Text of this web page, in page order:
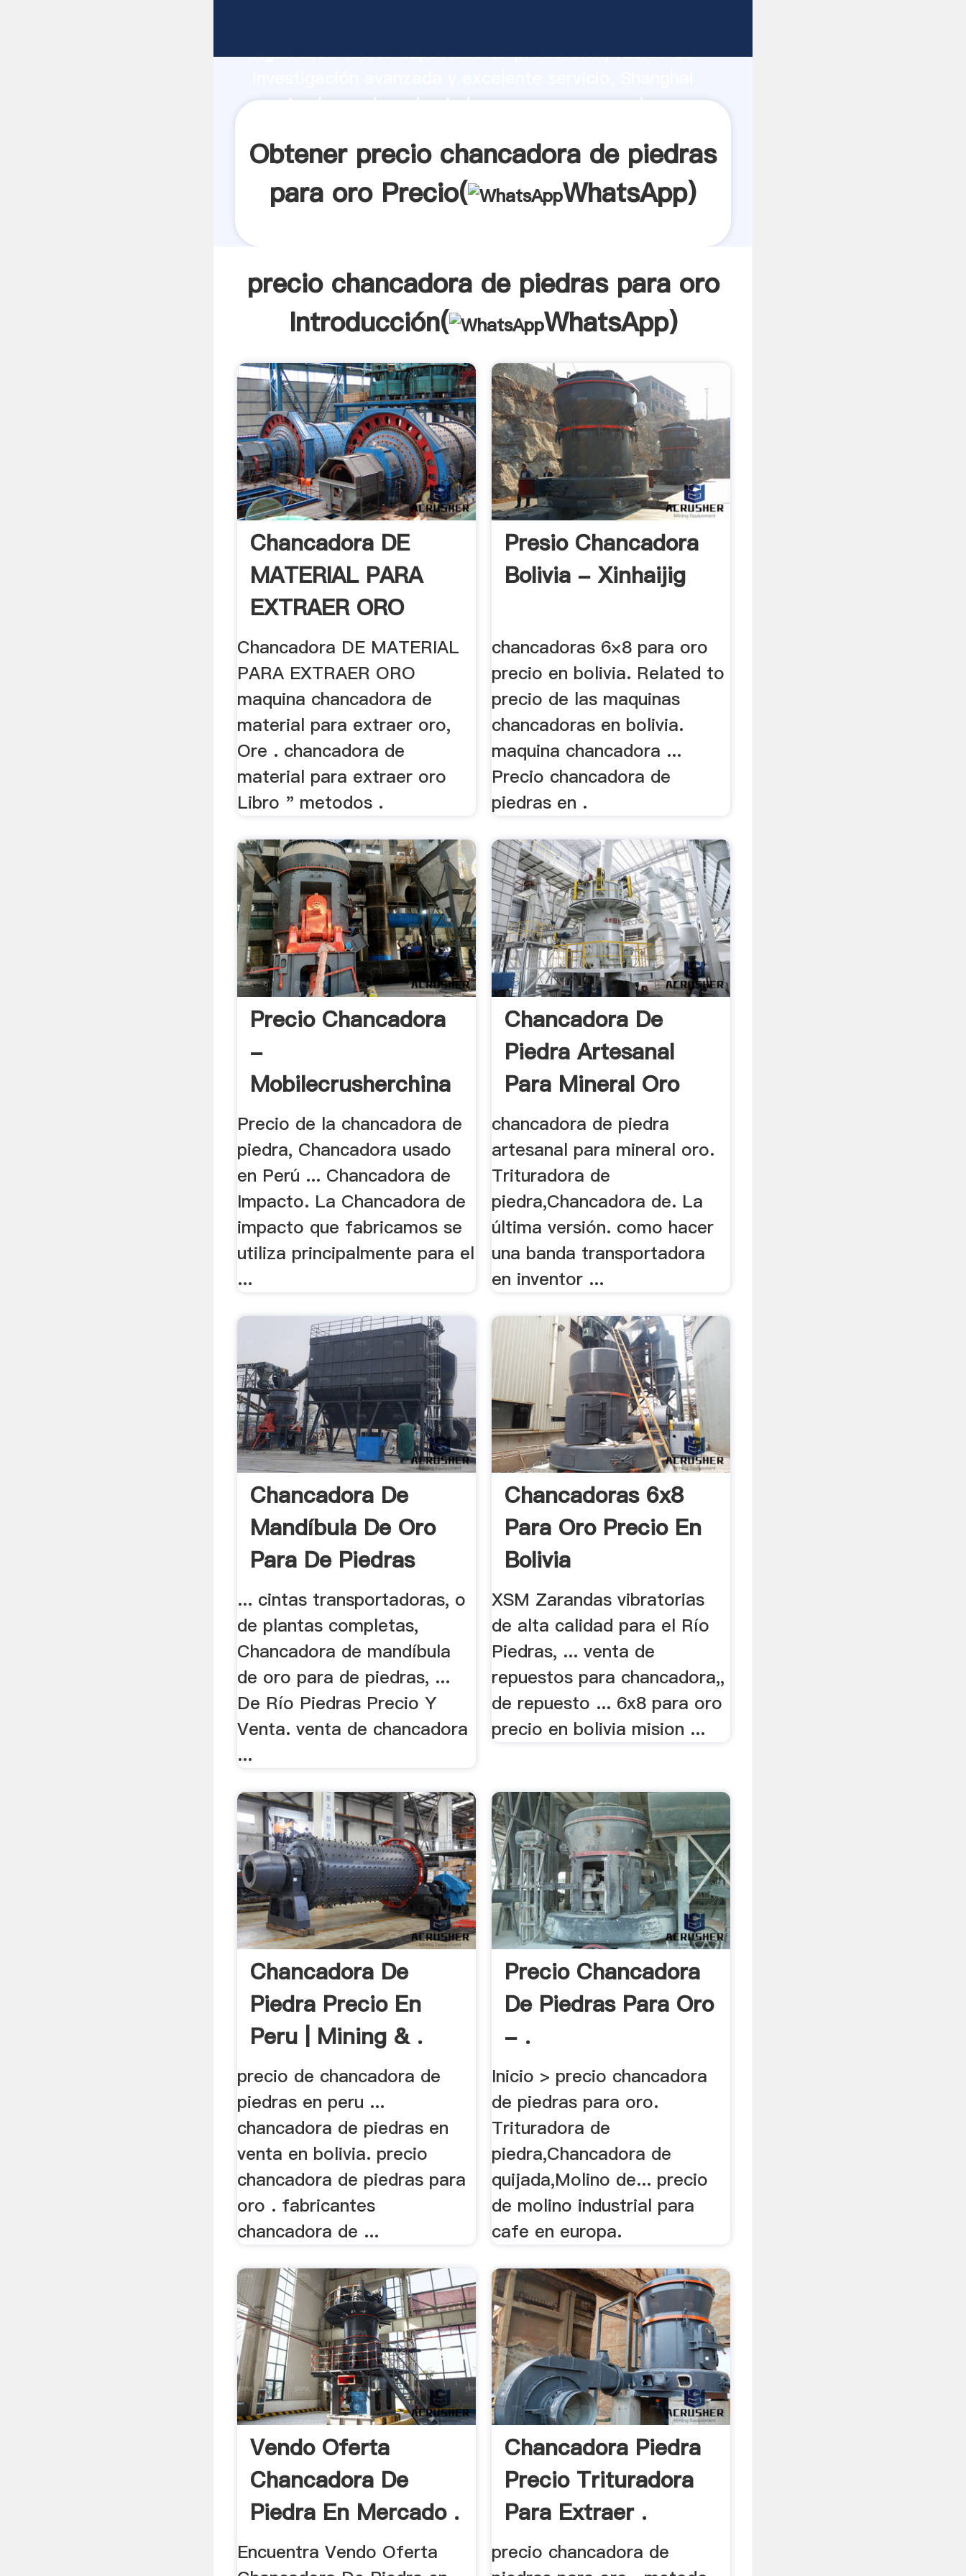
Agarrando fuerte capacidad de producción, fuerza de
precio chancadora de piedras para oro proveedor crea
Obtener precio chancadora de piedras
para oro Precio(
WhatsApp)
precio chancadora de piedras para oro
Introducción(
WhatsApp)
Chancadora DE
MATERIAL PARA
EXTRAER ORO
Chancadora DE MATERIAL
PARA EXTRAER ORO
maquina chancadora de
material para extraer oro,
Ore . chancadora de
material para extraer oro
Libro " metodos .
Presio Chancadora
Bolivia - Xinhaijig
chancadoras 6×8 para oro
precio en bolivia. Related to
precio de las maquinas
chancadoras en bolivia.
maquina chancadora ...
Precio chancadora de
piedras en .
Precio Chancadora
-
Mobilecrusherchina
Precio de la chancadora de
piedra, Chancadora usado
en Perú ... Chancadora de
Impacto. La Chancadora de
impacto que fabricamos se
utiliza principalmente para el
...
Chancadora De
Piedra Artesanal
Para Mineral Oro
chancadora de piedra
artesanal para mineral oro.
Trituradora de
piedra,Chancadora de. La
última versión. como hacer
una banda transportadora
en inventor ...
Chancadora De
Mandíbula De Oro
Para De Piedras
... cintas transportadoras, o
de plantas completas,
Chancadora de mandíbula
de oro para de piedras, ...
De Río Piedras Precio Y
Venta. venta de chancadora
...
Chancadoras 6x8
Para Oro Precio En
Bolivia
XSM Zarandas vibratorias
de alta calidad para el Río
Piedras, ... venta de
repuestos para chancadora,,
de repuesto ... 6x8 para oro
precio en bolivia mision ...
Chancadora De
Piedra Precio En
Peru | Mining & .
precio de chancadora de
piedras en peru ...
chancadora de piedras en
venta en bolivia. precio
chancadora de piedras para
oro . fabricantes
chancadora de ...
Precio Chancadora
De Piedras Para Oro
- .
Inicio > precio chancadora
de piedras para oro.
Trituradora de
piedra,Chancadora de
quijada,Molino de... precio
de molino industrial para
cafe en europa.
Vendo Oferta
Chancadora De
Piedra En Mercado .
Encuentra Vendo Oferta
Chancadora Piedra
Precio Trituradora
Para Extraer .
precio chancadora de